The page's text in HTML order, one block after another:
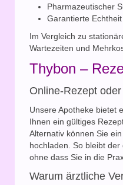
Pharmazeutischer
Garantierte Echtheit
Im Vergleich zu
Wartezeiten und
Thybon –
Online-Rezept
Unsere Apotheke bietet
Ihnen ein gültiges
Alternativ können Sie
hochladen. So bleibt der
ohne dass Sie in die
Warum ärztliche